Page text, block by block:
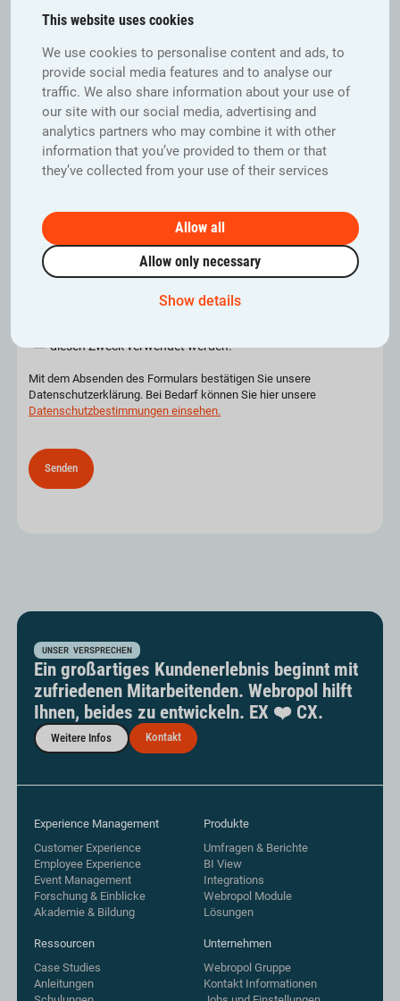
This website uses cookies
We use cookies to personalise content and ads, to
provide social media features and to analyse our
traffic. We also share information about your use of
our site with our social media, advertising and
analytics partners who may combine it with other
information that you’ve provided to them or that
they’ve collected from your use of their services
Allow all
Allow only necessary
Show details
E-Mail
E-Mail Adresse
um den Kundenservice zu ermöglichen.
diesen Zweck verwendet werden.
Mit dem Absenden des Formulars bestätigen Sie unsere
Datenschutzerklärung. Bei Bedarf können Sie hier unsere
Datenschutzbestimmungen einsehen.
UNSER VERSPRECHEN
Ein großartiges Kundenerlebnis beginnt mit
zufriedenen Mitarbeitenden. Webropol hilft
Ihnen, beides zu entwickeln. EX ❤️ CX.
Weitere Infos Kontakt
Experience Management
Customer Experience
Employee Experience
Event Management
Forschung & Einblicke
Akademie & Bildung
Produkte
Umfragen & Berichte
BI View
Integrations
Webropol Module
Lösungen
Ressourcen
Case Studies
Anleitungen
Unternehmen
Webropol Gruppe
Kontakt Informationen